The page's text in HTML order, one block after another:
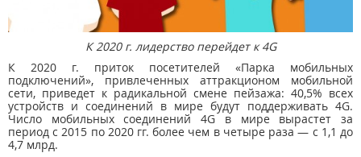
К 2020 г. лидерство перейдет к 4G
К 2020 г. приток посетителей «Парка мобильных
подключений», привлеченных аттракционом мобильной
сети, приведет к радикальной смене пейзажа: 40,5% всех
устройств и соединений в мире будут поддерживать 4G.
Число мобильных соединений 4G в мире вырастет за
период с 2015 по 2020 гг. более чем в четыре раза — с 1,1 до
4,7 млрд.